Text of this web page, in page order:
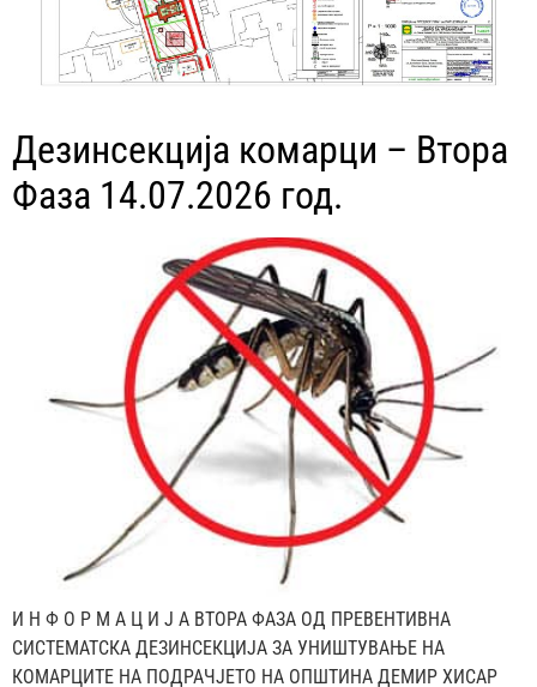
Дезинсекција комарци – Втора
Фаза 14.07.2026 год.
И Н Ф О Р М А Ц И Ј А ВТОРА ФАЗА ОД ПРЕВЕНТИВНА
СИСТЕМАТСКА ДЕЗИНСЕКЦИЈА ЗА УНИШТУВАЊЕ НА
КОМАРЦИТЕ НА ПОДРАЧЈЕТО НА ОПШТИНА ДЕМИР ХИСАР